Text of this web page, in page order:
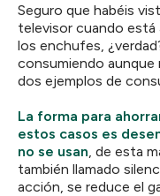
Seguro que habéis
televisor cuando está
los enchufes,
consumiendo aunque
dos ejemplos de
La forma para
estos casos es
no se usan , de esta
también llamado
acción, se reduce el